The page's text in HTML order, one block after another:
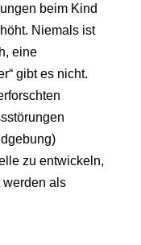
beim Kind
Niemals ist
eine
gibt es nicht.
zu entwickeln,
werden als